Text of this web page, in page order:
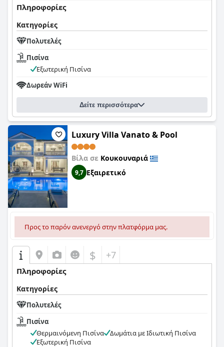
Πληροφορίες
Κατηγορίες
Πολυτελές
Πισίνα
Εξωτερική Πισίνα
Δωρεάν WiFi
Δείτε περισσότερα
Luxury Villa Vanato & Pool
Βίλα σε Κουκουναριά
9,7 Εξαιρετικό
Προς το παρόν ανενεργό στην πλατφόρμα μας.
$ +7
Πληροφορίες
Κατηγορίες
Πολυτελές
Πισίνα
Θερμαινόμενη Πισίνα
Δωμάτια με Ιδιωτική Πισίνα
Εξωτερική Πισίνα